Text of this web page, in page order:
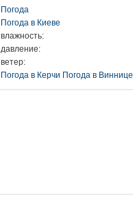
Погода
Погода в Киеве
влажность:
давление:
ветер:
Погода в Керчи Погода в Виннице